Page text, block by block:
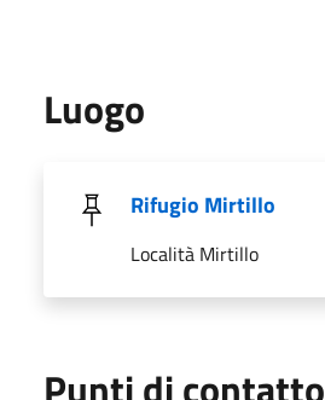
Luogo
Rifugio Mirtillo
Località Mirtillo